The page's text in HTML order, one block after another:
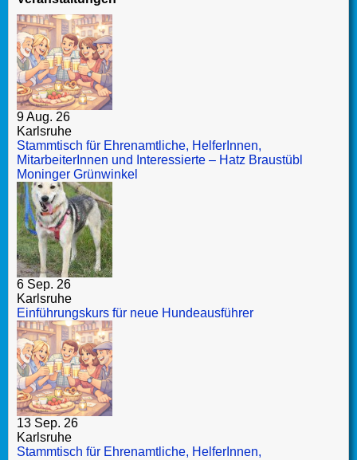
9 Aug. 26
Karlsruhe
Stammtisch für Ehrenamtliche, HelferInnen,
MitarbeiterInnen und Interessierte – Hatz Braustübl
Moninger Grünwinkel
6 Sep. 26
Karlsruhe
Einführungskurs für neue Hundeausführer
13 Sep. 26
Karlsruhe
Stammtisch für Ehrenamtliche, HelferInnen,